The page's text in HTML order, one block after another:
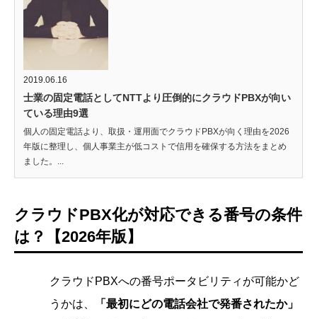
2019.06.16
士業の固定電話としてNTTより圧倒的にクラウドPBXが向い
ている理由9選
個人の固定電話より、取扱・運用面でクラウドPBXが向く理由を2026
年版に整理し、個人事業主が低コストで信用を確保する方法をまとめ
ました。...
クラウドPBX化が対応できる番号の条件
は？【2026年版】
クラウドPBXへの番号ポータビリティが可能かど
うかは、
「最初にどの電話会社で発番されたか」